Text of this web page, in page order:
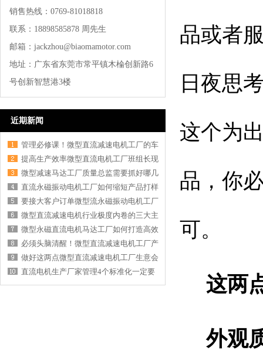
销售热线：0769-81018818
联系：18898585878 周先生
邮箱：jackzhou@biaomamotor.com
地址：广东省东莞市常平镇木棆创新路6
号创新智慧港3楼
近期新闻
管理必修课！微型直流减速电机工厂的车
提高生产效率微型直流电机工厂班组长现
微型减速马达工厂质量总监需要抓好哪几
直流永磁振动电机工厂如何缩短产品打样
要接大客户订单微型流永磁振动电机工厂
微型直流减速电机行业极度内卷的三大主
微型永磁直流电机马达工厂如何打造高效
必须头脑清醒！微型直流减速电机工厂产
做好这两点微型直流减速电机工厂生意会
直流电机生产厂家管理4个标准化一定要
品或者
日夜思
这个为
品，你
可。
这两
外观